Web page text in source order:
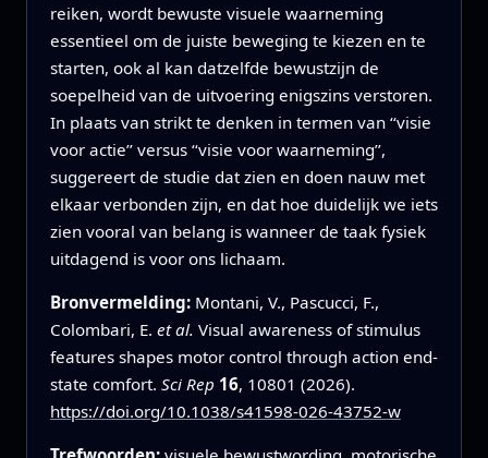
reiken, wordt bewuste visuele waarneming
essentieel om de juiste beweging te kiezen en te
starten, ook al kan datzelfde bewustzijn de
soepelheid van de uitvoering enigszins verstoren.
In plaats van strikt te denken in termen van ‘‘visie
voor actie’’ versus ‘‘visie voor waarneming’’,
suggereert de studie dat zien en doen nauw met
elkaar verbonden zijn, en dat hoe duidelijk we iets
zien vooral van belang is wanneer de taak fysiek
uitdagend is voor ons lichaam.
Bronvermelding: Montani, V., Pascucci, F.,
Colombari, E. et al. Visual awareness of stimulus
features shapes motor control through action end-
state comfort. Sci Rep 16, 10801 (2026).
https://doi.org/10.1038/s41598-026-43752-w